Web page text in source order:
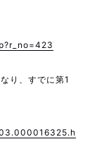
り、すでに第1